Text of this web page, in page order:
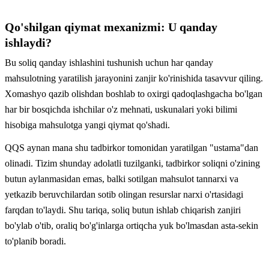
Qo'shilgan qiymat mexanizmi: U qanday
ishlaydi?
Bu soliq qanday ishlashini tushunish uchun har qanday
mahsulotning yaratilish jarayonini zanjir ko'rinishida tasavvur qiling.
Xomashyo qazib olishdan boshlab to oxirgi qadoqlashgacha bo'lgan
har bir bosqichda ishchilar o'z mehnati, uskunalari yoki bilimi
hisobiga mahsulotga yangi qiymat qo'shadi.
QQS aynan mana shu tadbirkor tomonidan yaratilgan "ustama"dan
olinadi. Tizim shunday adolatli tuzilganki, tadbirkor soliqni o'zining
butun aylanmasidan emas, balki sotilgan mahsulot tannarxi va
yetkazib beruvchilardan sotib olingan resurslar narxi o'rtasidagi
farqdan to'laydi. Shu tariqa, soliq butun ishlab chiqarish zanjiri
bo'ylab o'tib, oraliq bo'g'inlarga ortiqcha yuk bo'lmasdan asta-sekin
to'planib boradi.